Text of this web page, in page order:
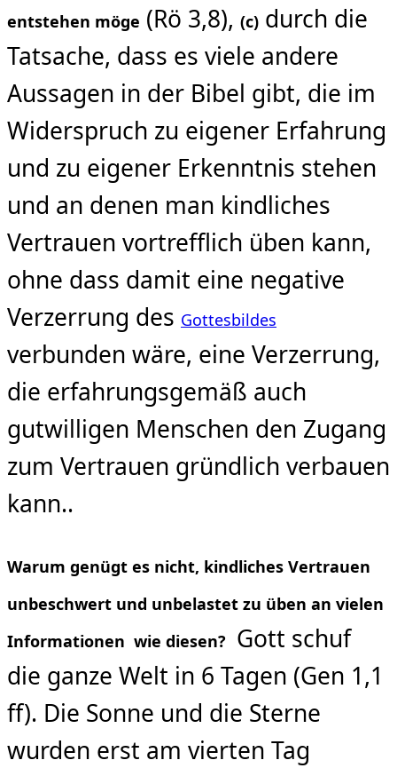
entstehen möge (Rö 3,8), (c) durch die
Tatsache, dass es viele andere
Aussagen in der Bibel gibt, die im
Widerspruch zu eigener Erfahrung
und zu eigener Erkenntnis stehen
und an denen man kindliches
Vertrauen vortrefflich üben kann,
ohne dass damit eine negative
Verzerrung des Gottesbildes
verbunden wäre, eine Verzerrung,
die erfahrungsgemäß auch
gutwilligen Menschen den Zugang
zum Vertrauen gründlich verbauen
kann..
Warum genügt es nicht, kindliches Vertrauen
unbeschwert und unbelastet zu üben an vielen
Informationen wie diesen? Gott schuf
die ganze Welt in 6 Tagen (Gen 1,1
ff). Die Sonne und die Sterne
wurden erst am vierten Tag